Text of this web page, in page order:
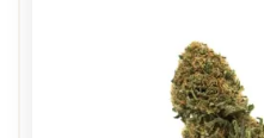
(1 avis)